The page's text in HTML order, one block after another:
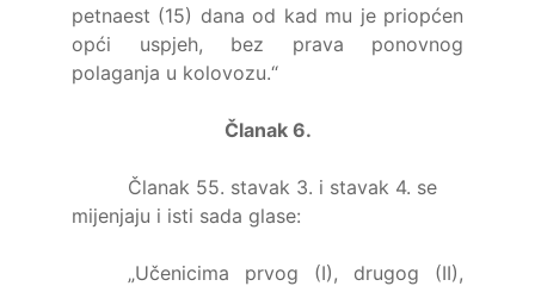
petnaest (15) dana od kad mu je priopćen
opći uspjeh, bez prava ponovnog
polaganja u kolovozu.“
Članak 6.
Članak 55. stavak 3. i stavak 4. se
mijenjaju i isti sada glase:
„Učenicima prvog (I), drugog (II),